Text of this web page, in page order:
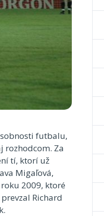
futbalu,
rozhodcom. Za
tí, ktorí už
Migaľová,
2009, ktoré
Richard